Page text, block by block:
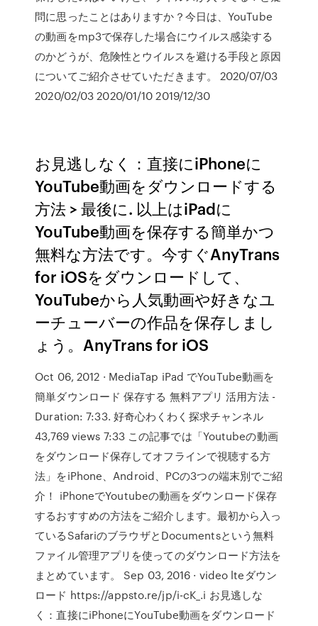
問に思ったことはありますか？今日は、YouTube
の動画をmp3で保存した場合にウイルス感染する
のかどうが、危険性とウイルスを避ける手段と原因
についてご紹介させていただきます。 2020/07/03
2020/02/03 2020/01/10 2019/12/30
お見逃しなく：直接にiPhoneに
YouTube動画をダウンロードする
方法 > 最後に. 以上はiPadに
YouTube動画を保存する簡単かつ
無料な方法です。今すぐAnyTrans
for iOSをダウンロードして、
YouTubeから人気動画や好きなユ
ーチューバーの作品を保存しまし
ょう。AnyTrans for iOS
Oct 06, 2012 · MediaTap iPad でYouTube動画を
簡単ダウンロード 保存する 無料アプリ 活用方法 -
Duration: 7:33. 好奇心わくわく探求チャンネル
43,769 views 7:33 この記事では「Youtubeの動画
をダウンロード保存してオフラインで視聴する方
法」をiPhone、Android、PCの3つの端末別でご紹
介！ iPhoneでYoutubeの動画をダウンロード保存
するおすすめの方法をご紹介します。最初から入っ
ているSafariのブラウザとDocumentsという無料
ファイル管理アプリを使ってのダウンロード方法を
まとめています。 Sep 03, 2016 · video lteダウン
ロード https://appsto.re/jp/i-cK_.i お見逃しな
く：直接にiPhoneにYouTube動画をダウンロード